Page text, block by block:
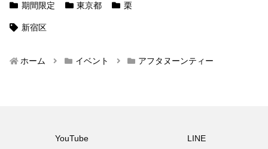
期間限定
東京都 栗
新宿区
ホーム イベント アフタヌーンティー
YouTube
LINE